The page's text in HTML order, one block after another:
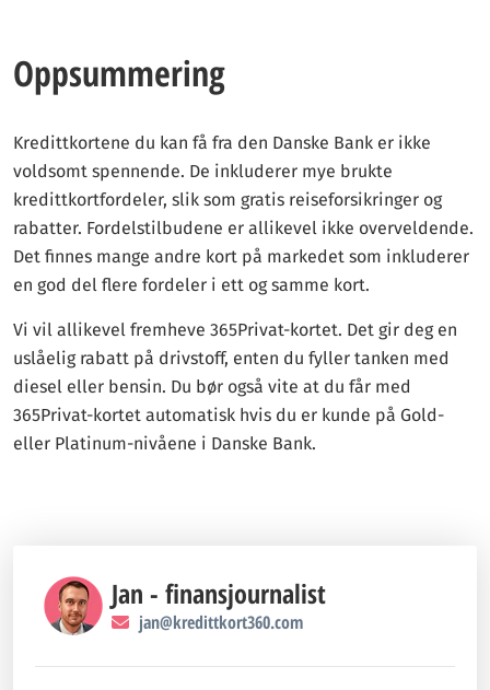
Oppsummering
Kredittkortene du kan få fra den Danske Bank er ikke
voldsomt spennende. De inkluderer mye brukte
kredittkortfordeler, slik som gratis reiseforsikringer og
rabatter. Fordelstilbudene er allikevel ikke overveldende.
Det finnes mange andre kort på markedet som inkluderer
en god del flere fordeler i ett og samme kort.
Vi vil allikevel fremheve 365Privat-kortet. Det gir deg en
uslåelig rabatt på drivstoff, enten du fyller tanken med
diesel eller bensin. Du bør også vite at du får med
365Privat-kortet automatisk hvis du er kunde på Gold-
eller Platinum-nivåene i Danske Bank.
Jan - finansjournalist
jan@kredittkort360.com